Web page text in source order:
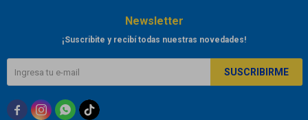
Newsletter
¡Suscribite y recibí todas nuestras novedades!
SUSCRIBIRME
  